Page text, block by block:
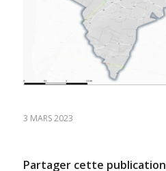
3 MARS 2023
Partager cette publication